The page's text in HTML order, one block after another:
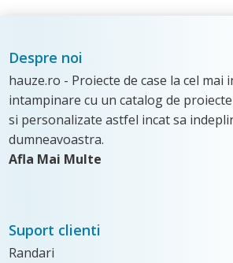
Despre noi
hauze.ro - Proiecte de case la cel mai
intampinare cu un catalog de
si personalizate astfel incat sa
dumneavoastra.
Afla Mai Multe
Suport clienti
Randari